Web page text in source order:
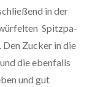
in der
Spitz­pa­
Zucker in die
die ebenfalls
und gut